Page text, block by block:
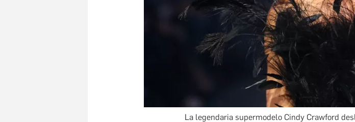
La legendaria supermodelo Cindy Crawford